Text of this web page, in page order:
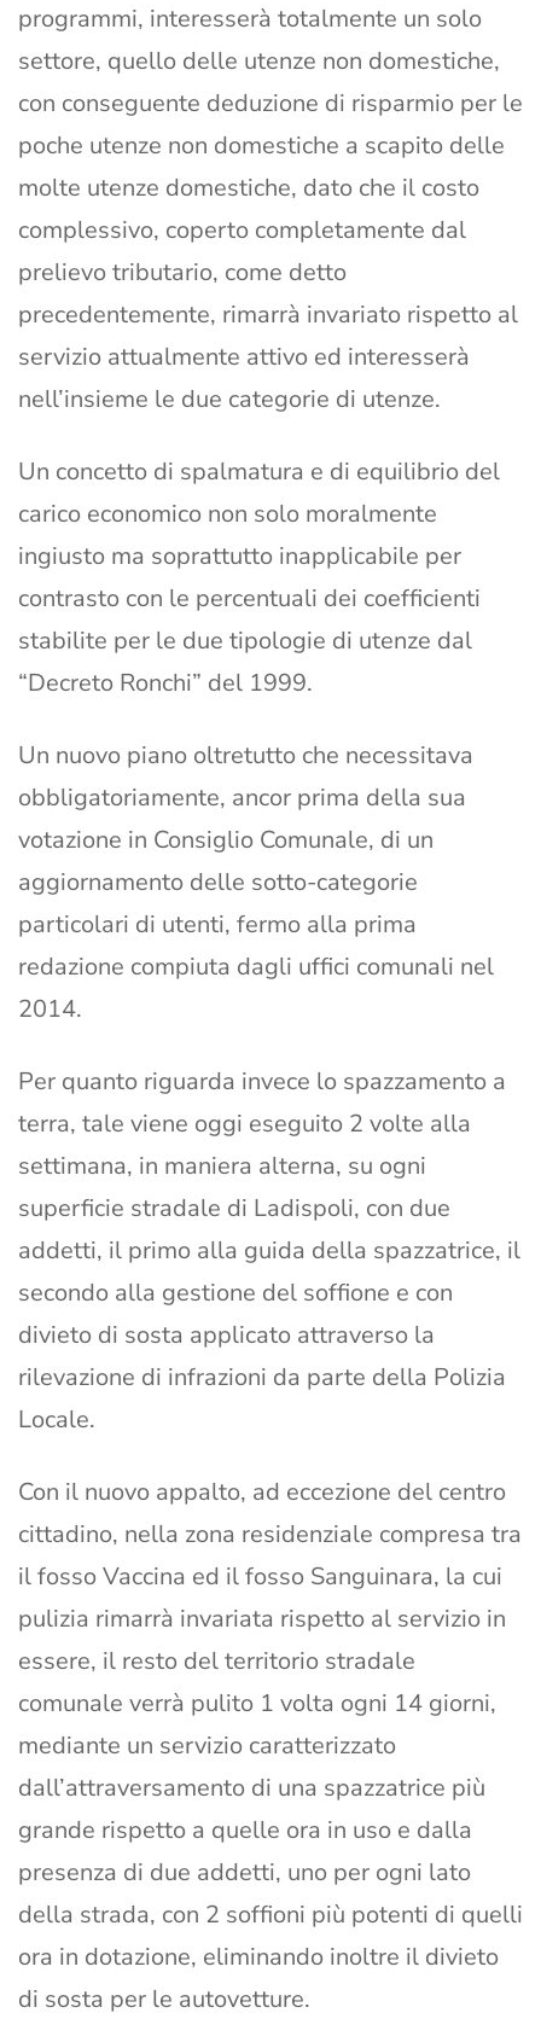
programmi, interesserà totalmente un solo
settore, quello delle utenze non domestiche,
con conseguente deduzione di risparmio per le
poche utenze non domestiche a scapito delle
molte utenze domestiche, dato che il costo
complessivo, coperto completamente dal
prelievo tributario, come detto
precedentemente, rimarrà invariato rispetto al
servizio attualmente attivo ed interesserà
nell’insieme le due categorie di utenze.
Un concetto di spalmatura e di equilibrio del
carico economico non solo moralmente
ingiusto ma soprattutto inapplicabile per
contrasto con le percentuali dei coefficienti
stabilite per le due tipologie di utenze dal
“Decreto Ronchi” del 1999.
Un nuovo piano oltretutto che necessitava
obbligatoriamente, ancor prima della sua
votazione in Consiglio Comunale, di un
aggiornamento delle sotto-categorie
particolari di utenti, fermo alla prima
redazione compiuta dagli uffici comunali nel
2014.
Per quanto riguarda invece lo spazzamento a
terra, tale viene oggi eseguito 2 volte alla
settimana, in maniera alterna, su ogni
superficie stradale di Ladispoli, con due
addetti, il primo alla guida della spazzatrice, il
secondo alla gestione del soffione e con
divieto di sosta applicato attraverso la
rilevazione di infrazioni da parte della Polizia
Locale.
Con il nuovo appalto, ad eccezione del centro
cittadino, nella zona residenziale compresa tra
il fosso Vaccina ed il fosso Sanguinara, la cui
pulizia rimarrà invariata rispetto al servizio in
essere, il resto del territorio stradale
comunale verrà pulito 1 volta ogni 14 giorni,
mediante un servizio caratterizzato
dall’attraversamento di una spazzatrice più
grande rispetto a quelle ora in uso e dalla
presenza di due addetti, uno per ogni lato
della strada, con 2 soffioni più potenti di quelli
ora in dotazione, eliminando inoltre il divieto
di sosta per le autovetture.